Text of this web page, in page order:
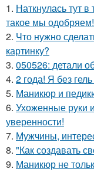
1. Наткнулась тут
такое мы одобряем!
2. Что нужно
картинку?
3. 050526: детали
4. 2 года! Я без
5. Маникюр и
6. Ухоженные руки
уверенности!
7. Мужчины,
8. "Как создавать
9. Маникюр не